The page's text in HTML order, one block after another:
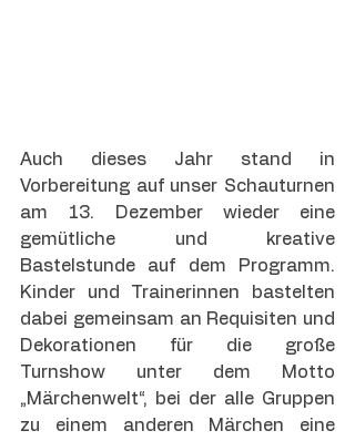
Auch dieses Jahr stand in
Vorbereitung auf unser Schauturnen
am 13. Dezember wieder eine
gemütliche und kreative
Bastelstunde auf dem Programm.
Kinder und Trainerinnen bastelten
dabei gemeinsam an Requisiten und
Dekorationen für die große
Turnshow unter dem Motto
„Märchenwelt“, bei der alle Gruppen
zu einem anderen Märchen eine